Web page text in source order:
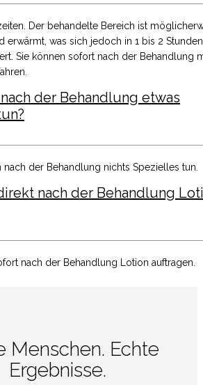
Der behandelte Bereich ist
erwärmt, was sich jedoch in 1 bis 2 Stunden
Sie können sofort nach der Behandlung
der Behandlung etwas
nach der Behandlung nichts Spezielles tun.
nach der Behandlung
nach der Behandlung Lotion auftragen.
Menschen. Echte
Ergebnisse.